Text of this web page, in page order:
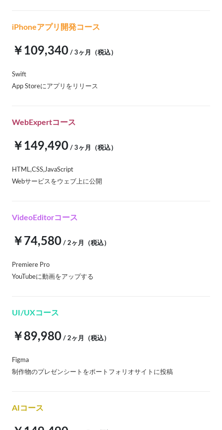
iPhoneアプリ開発コース
￥109,340 / 3ヶ月（税込）
Swift
App Storeにアプリをリリース
WebExpertコース
￥149,490 / 3ヶ月（税込）
HTML,CSS,JavaScript
Webサービスをウェブ上に公開
VideoEditorコース
￥74,580 / 2ヶ月（税込）
Premiere Pro
YouTubeに動画をアップする
UI/UXコース
￥89,980 / 2ヶ月（税込）
Figma
制作物のプレゼンシートをポートフォリオサイトに投稿
AIコース